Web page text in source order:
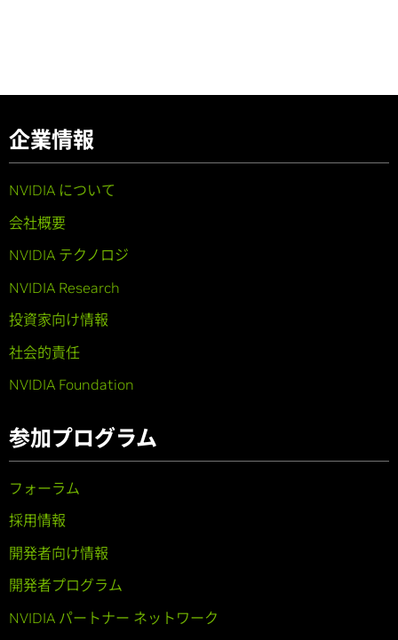
企業情報
NVIDIA について
会社概要
NVIDIA テクノロジ
NVIDIA Research
投資家向け情報
社会的責任
NVIDIA Foundation
参加プログラム
フォーラム
採用情報
開発者向け情報
開発者プログラム
NVIDIA パートナー ネットワーク